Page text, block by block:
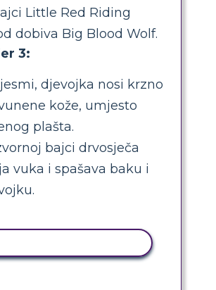
Little Red Riding
dobiva Big Blood Wolf.
3:
djevojka nosi krzno
kože, umjesto
plašta.
bajci drvosječa
vuka i spašava baku i